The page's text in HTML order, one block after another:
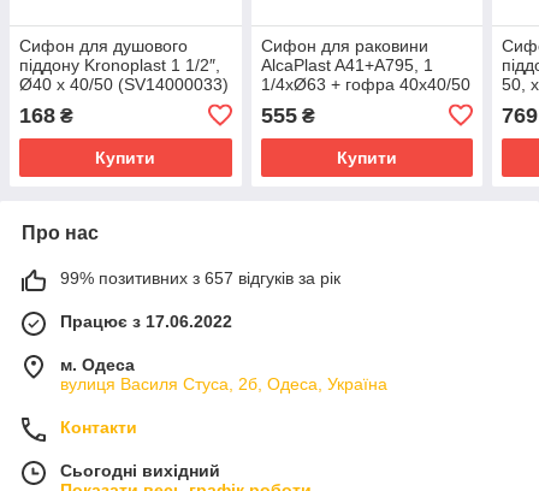
Сифон для душового
піддону Kronoplast 1 1/2″,
Ø40 x 40/50 (SV14000033)
168 ₴
Купити
Сифон для раковини
AlcaPlast A41+А795, 1
1/4хØ63 + гофра 40х40/50
555₴
Купити
50,
769
Про нас
99% позитивних з 657 відгуків за рік
Працює з 17.06.2022
м. Одеса
вулиця Василя Стуса, 2б, Одеса, Україна
Контакти
Сьогодні вихідний